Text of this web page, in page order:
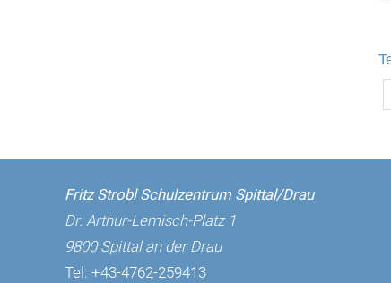
Fritz Strobl Schulzentrum Spittal/Drau
Dr. Arthur-Lemisch-Platz 1
9800 Spittal an der Drau
Tel: +43-4762-259413